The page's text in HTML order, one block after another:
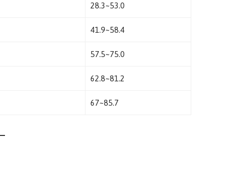
28.3~53.0
41.9~58.4
57.5~75.0
62.8~81.2
67~85.7